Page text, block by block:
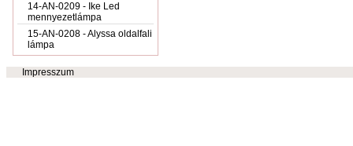
14-AN-0209 - Ike Led
mennyezetlámpa
15-AN-0208 - Alyssa oldalfali
lámpa
Impresszum